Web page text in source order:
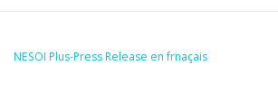
NESOI Plus-Press Release en frnaçais